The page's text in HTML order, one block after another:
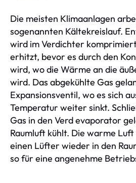
Die meisten Klimaanlagen
sogenannten Kältekreislauf.
wird im Verdichter
erhitzt, bevor es durch den
wird, wo die Wärme an die
wird. Das abgekühlte Gas
Expansionsventil, wo es sich
Temperatur weiter sinkt.
Gas in den Verd evaporator
Raumluft kühlt. Die warme
einen Lüfter wieder in den
so für eine angenehme